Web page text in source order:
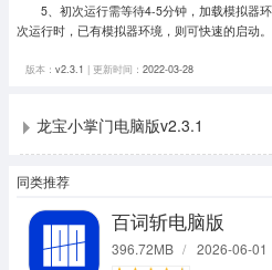
5、初次运行需等待4-5分钟，加载模拟器
次运行时，已有模拟器环境，则可快速的启动。
版本： v2.3.1 | 更新时间： 2022-03-28
龙宝小掌门电脑版v2.3.1
同类推荐
百词斩电脑版
396.72MB / 2026-06-01